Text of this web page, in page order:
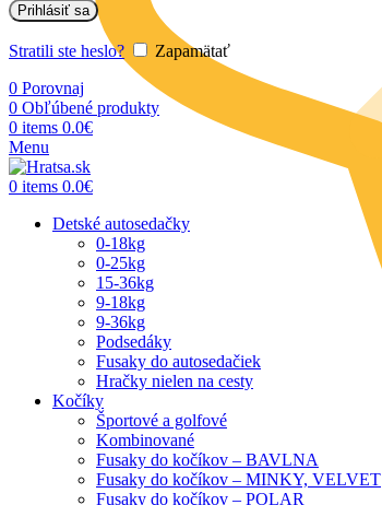
Prihlásiť sa
Stratili ste heslo?
Zapamätať
0 Porovnaj
0 Obľúbené produkty
0 items 0.0€
Menu
0 items 0.0€
Detské autosedačky
0-18kg
0-25kg
15-36kg
9-18kg
9-36kg
Podsedáky
Fusaky do autosedačiek
Hračky nielen na cesty
Kočíky
Športové a golfové
Kombinované
Fusaky do kočíkov – BAVLNA
Fusaky do kočíkov – MINKY, VELVET
Fusaky do kočíkov – POLAR